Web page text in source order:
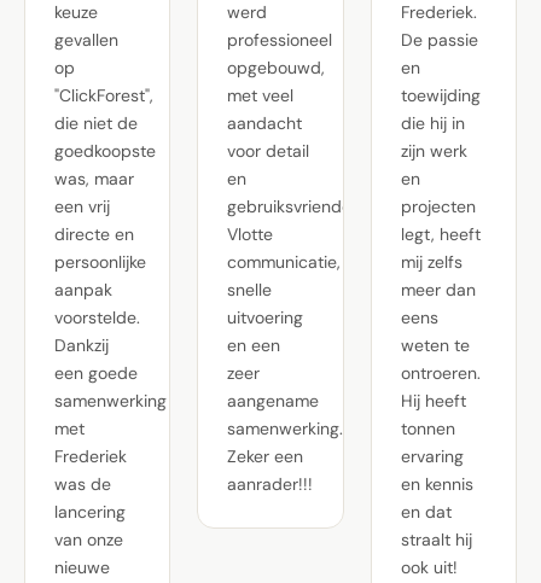
keuze
gevallen
op
"ClickForest",
die niet de
goedkoopste
was, maar
een vrij
directe en
persoonlijke
aanpak
voorstelde.
Dankzij
een goede
samenwerking
met
Frederiek
was de
lancering
van onze
nieuwe
werd
professioneel
opgebouwd,
met veel
aandacht
voor detail
en
gebruiksvriendelijkheid.
Vlotte
communicatie,
snelle
uitvoering
en een
zeer
aangename
samenwerking.
Zeker een
aanrader!!!
Frederiek.
De passie
en
toewijding
die hij in
zijn werk
en
projecten
legt, heeft
mij zelfs
meer dan
eens
weten te
ontroeren.
Hij heeft
tonnen
ervaring
en kennis
en dat
straalt hij
ook uit!